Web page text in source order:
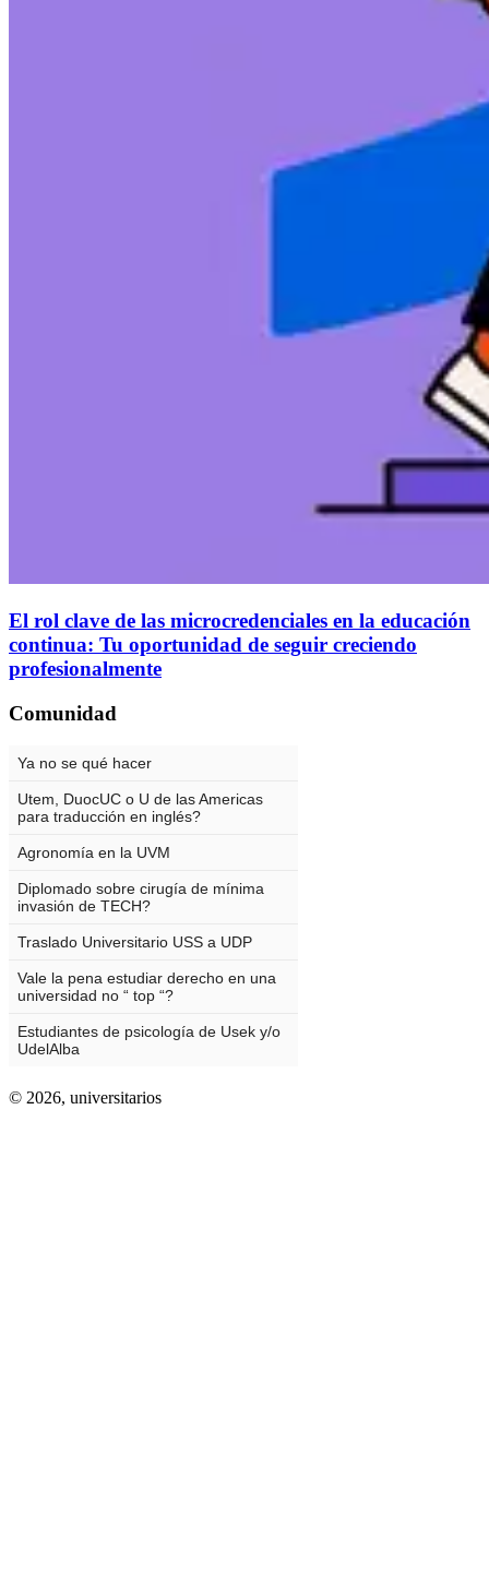
El rol clave de las microcredenciales en la educación
continua: Tu oportunidad de seguir creciendo
profesionalmente
Comunidad
© 2026, universitarios